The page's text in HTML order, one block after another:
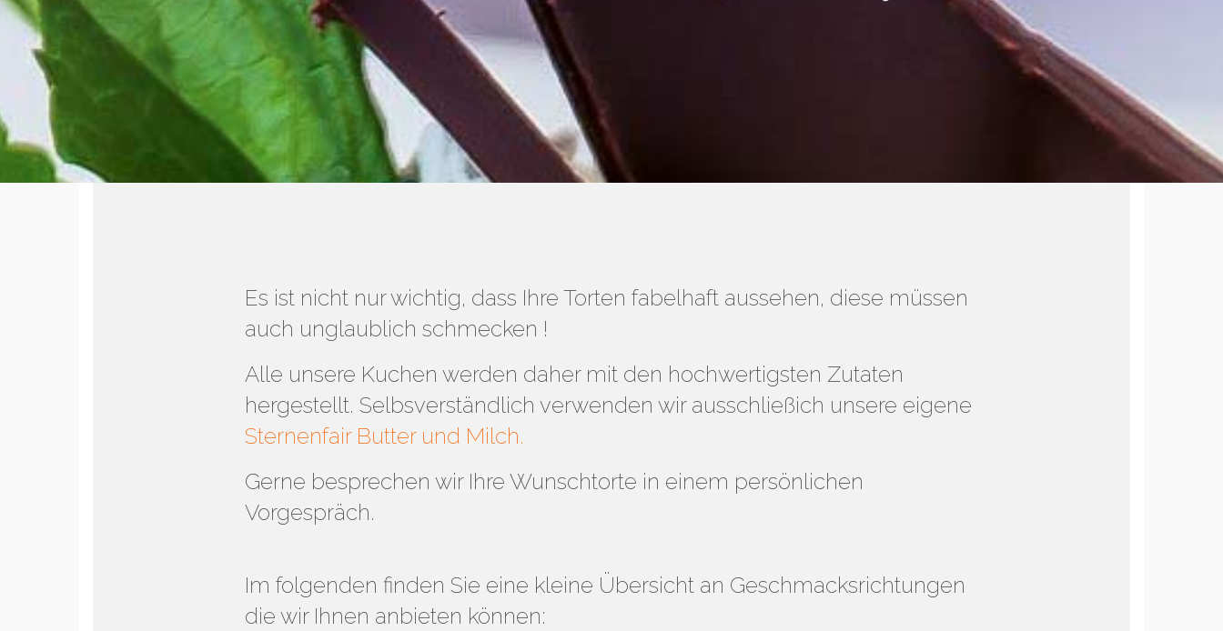
Es ist nicht nur wichtig, dass Ihre Torten fabelhaft aussehen, diese müssen
auch unglaublich schmecken !
Alle unsere Kuchen werden daher mit den hochwertigsten Zutaten
hergestellt. Selbsverständlich verwenden wir ausschließich unsere eigene
Sternenfair Butter und Milch.
Gerne besprechen wir Ihre Wunschtorte in einem persönlichen
Vorgespräch.
Im folgenden finden Sie eine kleine Übersicht an Geschmacksrichtungen
die wir Ihnen anbieten können: